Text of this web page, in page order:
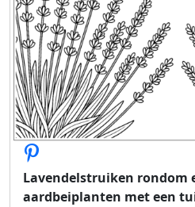
Lavendelstruiken rondom
aardbeiplanten met een